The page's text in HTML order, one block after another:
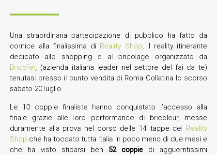
Una straordinaria partecipazione di pubblico ha fatto da
cornice alla finalissima di Reality Shop, il reality itinerante
dedicato allo shopping e al bricolage organizzato da
Bricofer, (azienda italiana leader nel settore del fai da te)
tenutasi presso il punto vendita di Roma Collatina lo scorso
sabato 20 luglio.
Le 10 coppie finaliste hanno conquistato l’accesso alla
finale grazie alle loro performance di bricoleur, messe
duramente alla prova nel corso delle 14 tappe del Reality
Shop che ha toccato tutta Italia in poco meno di due mesi e
che ha visto sfidarsi ben 52 coppie di agguerritissimi